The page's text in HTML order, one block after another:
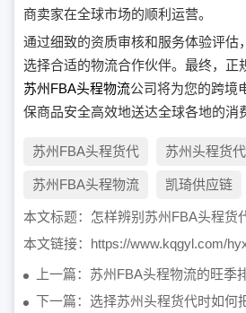
商卖家在全球市场的顺利运营。
通过细致的资质审核和服务体验评估
选择合适的物流合作伙伴。最终，正
苏州FBA头程物流公司将为您的跨境
保商品安全高效地送达全球各地的消
苏州FBA头程货代 苏州头程货代
苏州FBA头程物流 凯琦供应链
本文标题： 怎样辨别苏州FBA头程货
本文链接： https://www.kqgyl.com/
上一篇：苏州FBA头程物流的旺季
下一篇：选择苏州头程货代时如何